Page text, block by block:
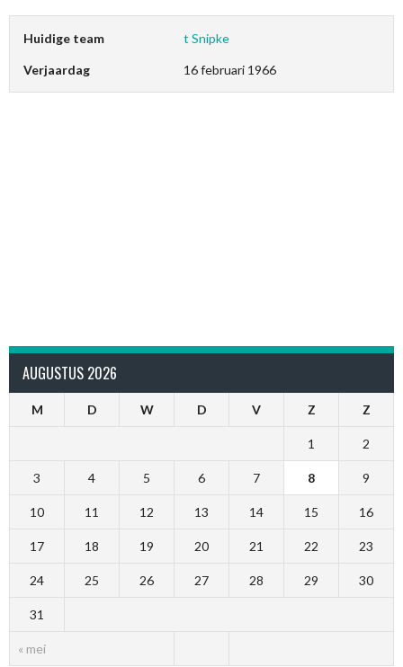
Huidige team t Snipke
Verjaardag 16 februari 1966
AUGUSTUS 2026
M D W D V Z Z
« mei
1 2
3 4 5 6 7 8 9
10 11 12 13 14 15 16
17 18 19 20 21 22 23
24 25 26 27 28 29 30
31